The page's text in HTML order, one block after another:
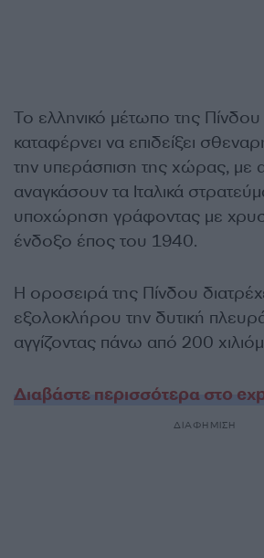
Το ελληνικό μέτωπο της
καταφέρνει να επιδείξει
την υπεράσπιση της χώρας, με
αναγκάσουν τα Ιταλικά
υποχώρηση γράφοντας με
ένδοξο έπος του 1940.
Η οροσειρά της Πίνδου
εξολοκλήρου την δυτική
αγγίζοντας πάνω από 200
Διαβάστε περισσότερα στο
ΔΙΑΦΗΜΙΣΗ